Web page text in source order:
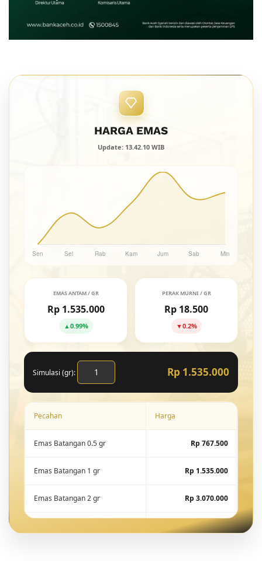
HARGA EMAS
Update: 13.42.10 WIB
EMAS ANTAM / GR
Rp 1.535.000
▲ 0.99%
PERAK MURNI / GR
Rp 18.500
▼0.2%
Simulasi (gr): Rp 1.535.000
Pecahan Harga
Emas Batangan 0.5 gr Rp 767.500
Emas Batangan 1 gr Rp 1.535.000
Emas Batangan 2 gr Rp 3.070.000
Rp 7.675.000